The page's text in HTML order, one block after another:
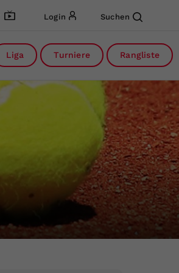
Login Suchen
Liga Turniere Rangliste